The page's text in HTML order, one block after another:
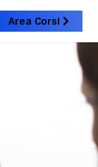
Area Corsi